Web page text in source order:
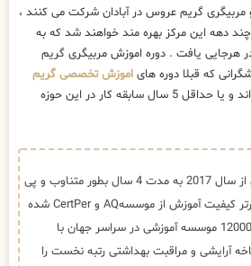
گریم عروس در آبادان شرکت می کنند ،
دهه این مرکز بهره مند خواهند شد که به
در هرجایی یافت . دوره اموزش مربیگری گریم
که قبلا دوره های اموزش تخصصی گریم
و تکمیلی را گذرانده اند و یا حداقل 5 سال سابقه کار در این حوزه
موسسه آموزش عالی عریس از سال 2017 به مدت 4 سال بطور متناوب و پی
در پی موفق به کسب رتبه برتر کیفیت آموزش از موسسهAQ و CertPer شده
است ، این مجموعه در بین 12000 موسسه آموزشی در سراسر جهان با
نماد مانورا در 23 شاخه آرایشی و مراقبت بهداشتی رتبه نخست را